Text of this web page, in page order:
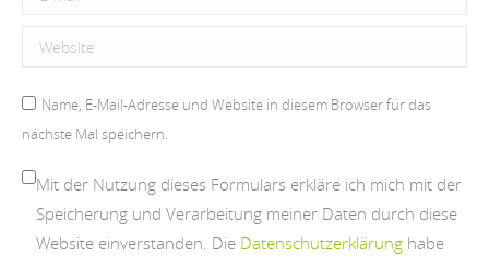
Website
Name, E-Mail-Adresse und Website in diesem Browser für das
nächste Mal speichern.
Mit der Nutzung dieses Formulars erkläre ich mich mit der
Speicherung und Verarbeitung meiner Daten durch diese
Website einverstanden. Die Datenschutzerklärung habe